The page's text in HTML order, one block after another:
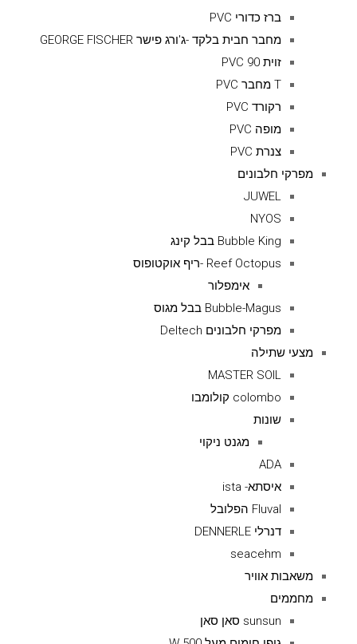
ברז כדורי PVC
מחבר חבית בלקד -ג'ורג פישר GEORGE FISCHER
זוית 90 PVC
T מחבר PVC
רקורד PVC
מופה PVC
צנרת PVC
מפרקי חלבונים
JUWEL
NYOS
Bubble King בבל קינג
Reef Octopus -ריף אוקטופוס
אימפלור
Bubble-Magus בבל מגוס
מפרקי חלבונים Deltech
מצעי שתילה
MASTER SOIL
colombo קולומבו
שונות
מגנט ניקוי
ADA
איסתא- ista
Fluval הפלובל
דנרלי DENNERLE
seacehm
משאבות אוויר
מחממים
sunsun סאן סאן